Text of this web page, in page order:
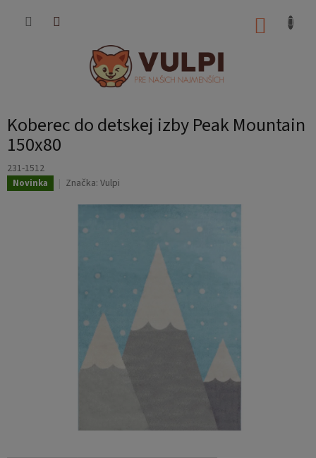
Koberec do detskej izby Peak Mountain
150x80
231-1512
Novinka Značka: Vulpi